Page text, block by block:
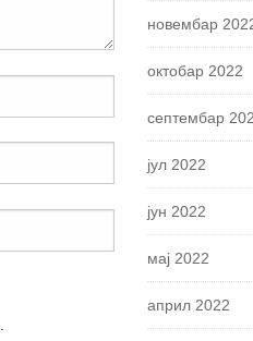
новембар
октобар 2022
септембар
јул 2022
јун 2022
мај 2022
април 2022